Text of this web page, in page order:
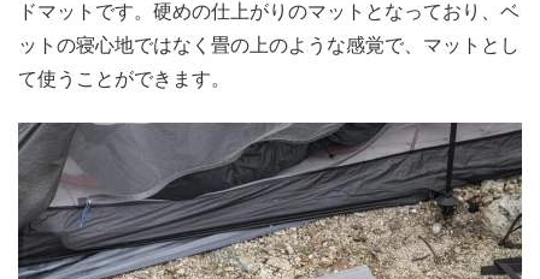
ドマットです。硬めの仕上がりのマットとなっており、ベ
ットの寝心地ではなく畳の上のような感覚で、マットとし
て使うことができます。